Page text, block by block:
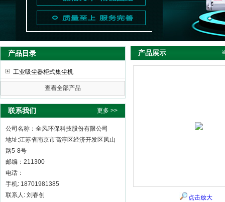
产品目录
工业吸尘器柜式集尘机
查看全部产品
联系我们 更多 >>
公司名称：全风环保科技股份有限公司
地址:江苏省南京市高淳区经济开发区凤山
路5-8号
邮编：211300
电话：
手机: 18701981385
联系人: 刘春创
产品展示
点击放大